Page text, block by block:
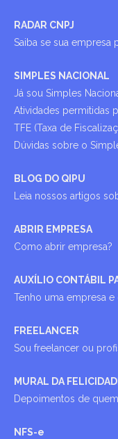
RADAR CNPJ
Saiba se sua empresa
SIMPLES NACIONAL
Já sou Simples
Atividades permitidas
TFE (Taxa de
Dúvidas sobre o
BLOG DO QIPU
Leia nossos artigos
ABRIR EMPRESA
Como abrir empresa?
AUXÍLIO CONTÁBIL
Tenho uma empresa
FREELANCER
Sou freelancer ou
MURAL DA
Depoimentos de
NFS-e